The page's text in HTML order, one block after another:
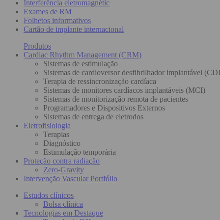
Interferência eletromagnétic
Exames de RM
Folhetos informativos
Cartão de implante internacional
Produtos
Cardiac Rhythm Management (CRM)
Sistemas de estimulação
Sistemas de cardioversor desfibrilhador implantável
Terapia de ressincronização cardíaca
Sistemas de monitores cardíacos implantáveis (MCI)
Sistemas de monitorização remota de pacientes
Programadores e Dispositivos Externos
Sistemas de entrega de eletrodos
Eletrofisiologia
Terapias
Diagnóstico
Estimulação temporária
Proteção contra radiação
Zero-Gravity
Intervenção Vascular Portfólio
Estudos clínicos
Bolsa clínica
Tecnologias em Destaque